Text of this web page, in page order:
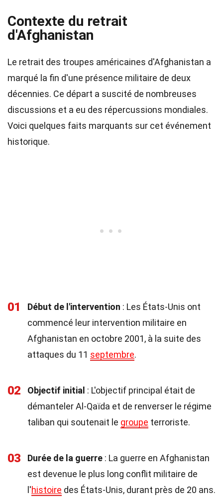
Contexte du retrait
d'Afghanistan
Le retrait des troupes américaines d'Afghanistan a
marqué la fin d'une présence militaire de deux
décennies. Ce départ a suscité de nombreuses
discussions et a eu des répercussions mondiales.
Voici quelques faits marquants sur cet événement
historique.
01 Début de l'intervention : Les États-Unis ont
commencé leur intervention militaire en
Afghanistan en octobre 2001, à la suite des
attaques du 11 septembre.
02 Objectif initial : L'objectif principal était de
démanteler Al-Qaïda et de renverser le régime
taliban qui soutenait le groupe terroriste.
03 Durée de la guerre : La guerre en Afghanistan
est devenue le plus long conflit militaire de
l'histoire des États-Unis, durant près de 20 ans.